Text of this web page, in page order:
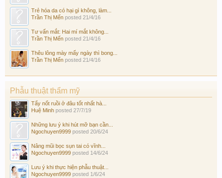
Trẻ hóa da có hại gì không, làm...
Trần Thị Mến posted 21/4/16
Tư vấn mắt: Hai mí mắt không...
Trần Thị Mến posted 21/4/16
Thêu lông mày mấy ngày thì bong...
Trần Thị Mến posted 21/4/16
Phẫu thuật thẩm mỹ
Tẩy nốt ruồi ở đâu tốt nhất hà...
Huệ Minh posted 27/7/19
Những lưu ý khi hút mỡ bạn cần...
Ngochuyen9999 posted 20/6/24
Nâng mũi bọc sụn tai có vĩnh...
Ngochuyen9999 posted 14/6/24
Lưu ý khi thực hiện phẫu thuật...
Ngochuyen9999 posted 1/6/24